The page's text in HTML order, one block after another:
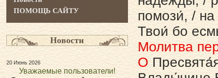
помози́, /
Твои́ бо
Молитва
О
ПОМОЩЬ САЙТУ
Новости
20 Июнь 2026
Уважаемые пользователи!